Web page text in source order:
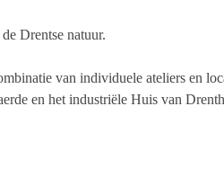
Drentse natuur.
van individuele ateliers en
en het industriële Huis van